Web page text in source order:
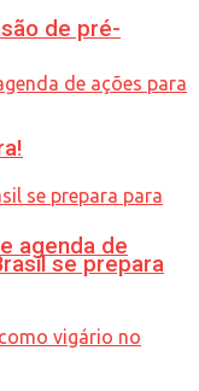
agenda de
de pré-
se prepara